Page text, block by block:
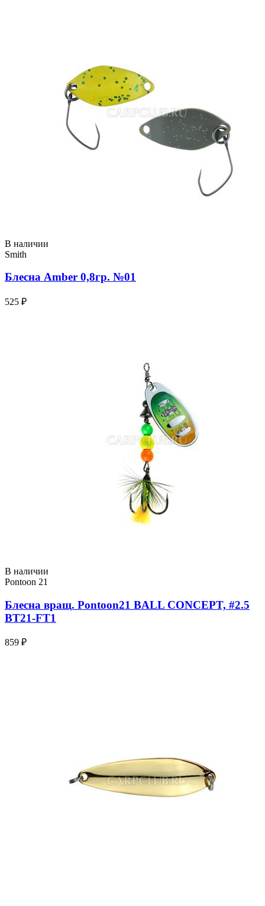
В наличии
Smith
Блесна Amber 0,8гр. №01
525 ₽
В наличии
Pontoon 21
Блесна вращ. Pontoon21 BALL CONCEPT, #2.5
BT21-FT1
859 ₽